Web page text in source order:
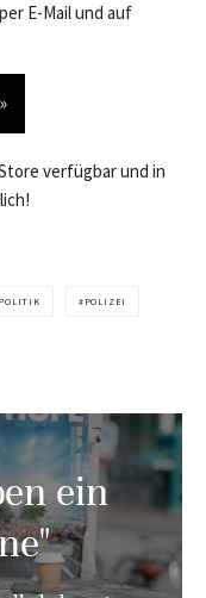
E-Mail und auf
verfügbar und in
POLITIK POLIZEI
ein